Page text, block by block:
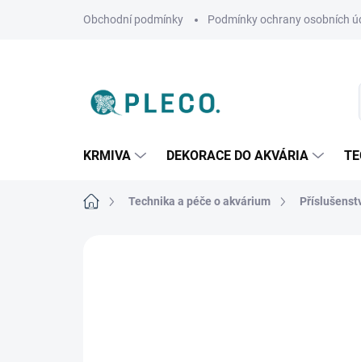
Obchodní podmínky Podmínky ochrany osobních
KRMIVA DEKORACE DO AKVÁRIA
Domů Technika a péče o akvárium